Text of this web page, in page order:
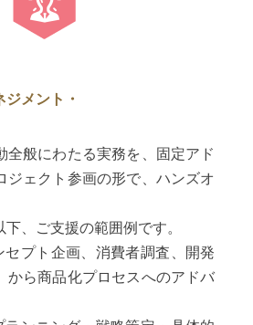
メント・
全般にわたる実務を、固定アド
ジェクト参画の形で、ハンズオ
、ご支援の範囲例です。
セプト企画、消費者調査、開発
から商品化プロセスへのアドバ